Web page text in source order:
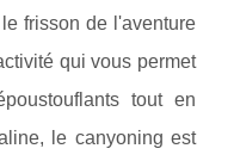
frisson de l'aventure
qui vous permet
tout en
le canyoning est